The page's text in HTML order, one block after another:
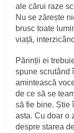
ale cărui raze
Nu se zărește
brusc toate
viață,
Părinții ei
spune scrutând
amintească
de ce să se
să fie bine. Știe
asta. Cu doar o
despre starea